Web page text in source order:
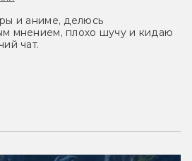
и аниме, делюсь
мнением, плохо шучу и кидаю
чат.